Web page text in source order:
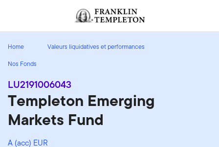
Header menu toggle
Home
Valeurs liquidatives et performances
Nos Fonds
LU2191006043
Templeton Emerging
Markets Fund
A (acc) EUR